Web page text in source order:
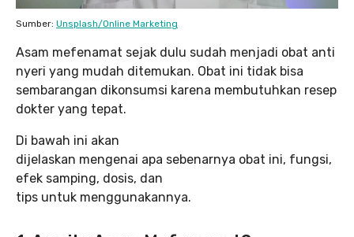
Sumber: Unsplash/Online Marketing
Asam mefenamat sejak dulu sudah menjadi obat anti
nyeri yang mudah ditemukan. Obat ini tidak bisa
sembarangan dikonsumsi karena membutuhkan resep
dokter yang tepat.
Di bawah ini akan
dijelaskan mengenai apa sebenarnya obat ini, fungsi,
efek samping, dosis, dan
tips untuk menggunakannya.